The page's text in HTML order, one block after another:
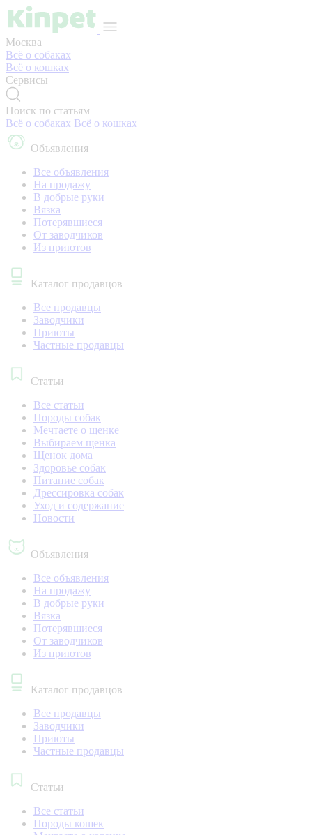
Москва
Всё о собаках
Всё о кошках
Сервисы
Поиск по статьям
Всё о собаках Всё о кошках
Объявления
Все объявления
На продажу
В добрые руки
Вязка
Потерявшиеся
От заводчиков
Из приютов
Каталог продавцов
Все продавцы
Заводчики
Приюты
Частные продавцы
Статьи
Все статьи
Породы собак
Мечтаете о щенке
Выбираем щенка
Щенок дома
Здоровье собак
Питание собак
Дрессировка собак
Уход и содержание
Новости
Объявления
Все объявления
На продажу
В добрые руки
Вязка
Потерявшиеся
От заводчиков
Из приютов
Каталог продавцов
Все продавцы
Заводчики
Приюты
Частные продавцы
Статьи
Все статьи
Породы кошек